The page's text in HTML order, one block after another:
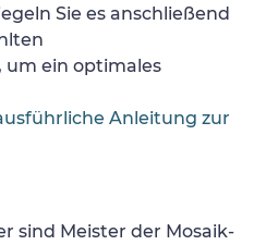
Sie es anschließend
um ein optimales
Anleitung zur
sind Meister der Mosaik-